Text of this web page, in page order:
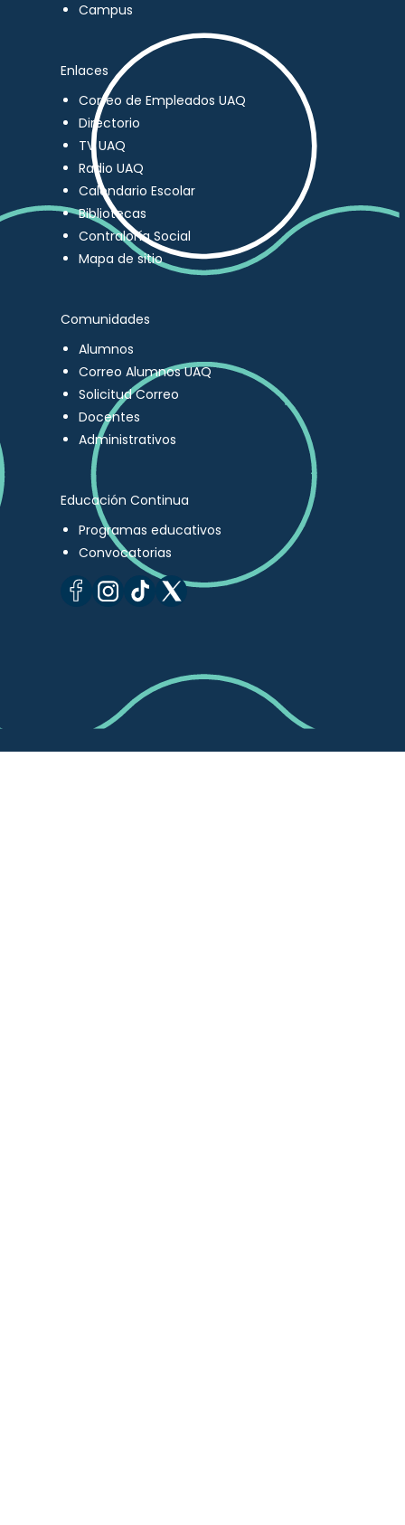
Campus
Enlaces
Correo de Empleados UAQ
Directorio
TV UAQ
Radio UAQ
Calendario Escolar
Bibliotecas
Contraloría Social
Mapa de sitio
Comunidades
Alumnos
Correo Alumnos UAQ
Solicitud Correo
Docentes
Administrativos
Educación Continua
Programas educativos
Convocatorias